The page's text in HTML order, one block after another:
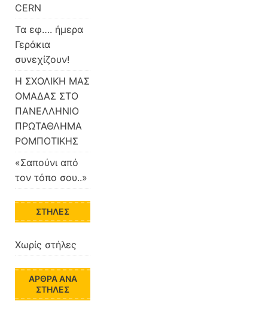
CERN
Τα εφ…. ήμερα
Γεράκια
συνεχίζουν!
Η ΣΧΟΛΙΚΗ ΜΑΣ
ΟΜΑΔΑΣ ΣΤΟ
ΠΑΝΕΛΛΗΝΙΟ
ΠΡΩΤΑΘΛΗΜΑ
ΡΟΜΠΟΤΙΚΗΣ
«Σαπούνι από
τον τόπο σου..»
ΣΤΉΛΕΣ
Χωρίς στήλες
ΆΡΘΡΑ ΑΝΆ
ΣΤΉΛΕΣ